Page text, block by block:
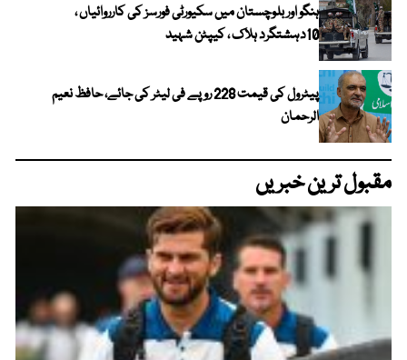
ہنگو اور بلوچستان میں سکیورٹی فورسز کی کارروائیاں ،
10دہشتگرد ہلاک ، کیپٹن شہید
پیٹرول کی قیمت 228 روپے فی لیٹر کی جائے، حافظ نعیم
الرحمان
مقبول ترین خبریں